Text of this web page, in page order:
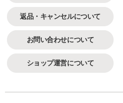
返品・キャンセルについて
お問い合わせについて
ショップ運営について